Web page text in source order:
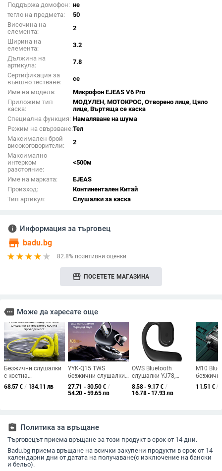
Поддържа домофон: не
тегло на предмета:
50
Височина на
елемента:
2
Ширина на
елемента:
3.2
Дължина на
артикула:
7.8
Сертификация за
външно тестване:
ce
Име на модела:
Микрофон EJEAS V6 Pro
Приложим тип
каска:
МОДУЛЕН, МОТОКРОС, Отворено лице, Цяло
лице, Въртяща се каска
Специална функция: Намаляване на шума
Режим на свързване:Тел
Максимален брой
високоговорители:
2
Максимално
интерком
разстояние:
<500м
Име на марката:
EJEAS
Произход:
Континентален Китай
Тип артикул:
Слушалки за каска
info Информация за търговец
store badu.bg
82.8% позитивни оценки
storefront ПОСЕТЕТЕ МАГАЗИНА
more Може да харесате още
Безжични слушалки
с костна
проводимост,
Bluetooth,
68.57€ / 134.11 лв
YYK-Q15 TWS
безжични слушалки,
Bluetooth, цифров
дисплей,
27.71 - 30.50€ /
54.20 - 59.65 лв
OWS Bluetooth
слушалки YJ78,
безжични спортни
слушалки с костна
8.58 - 9.17€ /
16.78 - 17.93 лв
M10
11.51 € /
assignment_return Политика за връщане
Търговецът приема връщане за този продукт в срок от 14 дни.
Badu.bg приема връщане на всички закупени продукти в срок от 14
календарни дни от датата на получаване(с изключение на бански
и бельо).